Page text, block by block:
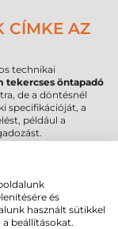
CÍMKE AZ
technikai
tekercses öntapadó
de a döntésnél
specifikációját, a
például a
a kapcsolatfelvételt
ajánlatot
illeszkedő,
és
használt sütikkel
beállításokat.